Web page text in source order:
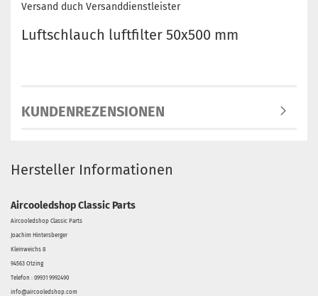
Versand duch Versanddienstleister
Luftschlauch luftfilter 50x500 mm
KUNDENREZENSIONEN
Hersteller Informationen
Aircooledshop Classic Parts
Aircooledshop Classic Parts
Joachim Hintersberger
Kleinweichs 8
94563 Otzing
Telefon : 09931 9992490
info@aircooledshop.com